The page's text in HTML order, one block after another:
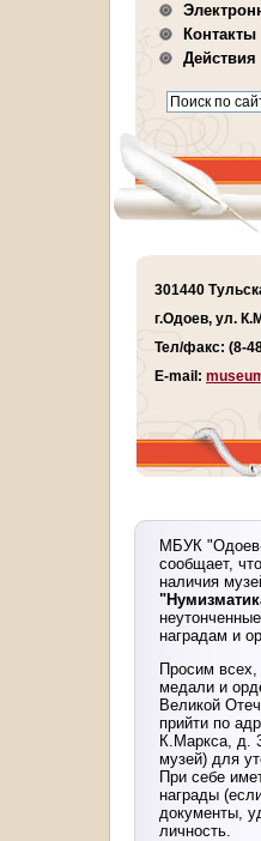
Контакты
301440
г.Одоев, ул.
Тел/факс: (8-
E-mail:
МБУК
сообщает,
наличия
наградам и
Просим всех,
медали и
Великой
прийти по
К.Маркса, д.
музей) для
При себе
награды
документы,
личность.